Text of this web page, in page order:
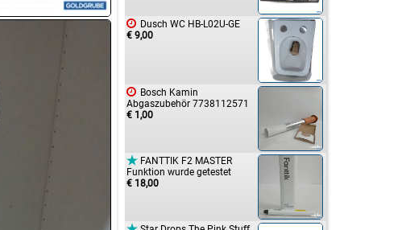
 Dusch WC HB-L02U-GE
€ 9,00
 Bosch Kamin
Abgaszubehör 7738112571
€ 1,00
 FANTTIK F2 MASTER
Funktion wurde getestet
€ 18,00